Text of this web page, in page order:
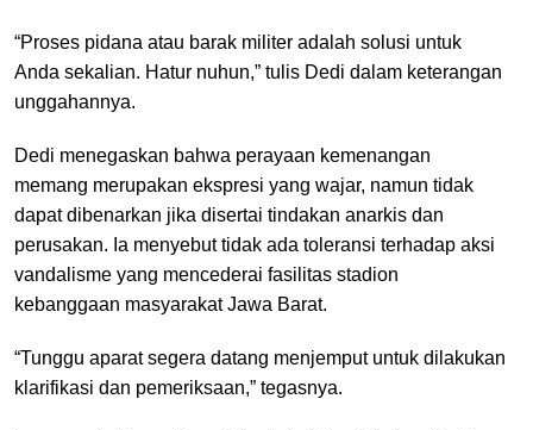
“Proses pidana atau barak militer adalah solusi untuk
Anda sekalian. Hatur nuhun,” tulis Dedi dalam keterangan
unggahannya.
Dedi menegaskan bahwa perayaan kemenangan
memang merupakan ekspresi yang wajar, namun tidak
dapat dibenarkan jika disertai tindakan anarkis dan
perusakan. Ia menyebut tidak ada toleransi terhadap aksi
vandalisme yang mencederai fasilitas stadion
kebanggaan masyarakat Jawa Barat.
“Tunggu aparat segera datang menjemput untuk dilakukan
klarifikasi dan pemeriksaan,” tegasnya.